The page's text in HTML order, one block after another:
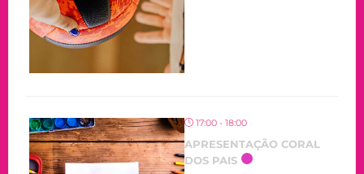
17:00 - 18:00
APRESENTAÇÃO CORAL
DOS PAIS